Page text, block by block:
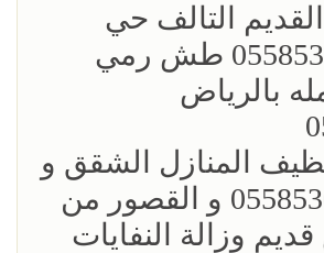
التالف حي
النفل 0558536273 طش رمي
بالرياض
المنازل الشقق و
الفلل 0558536273 و القصور من
وزالة النفايات